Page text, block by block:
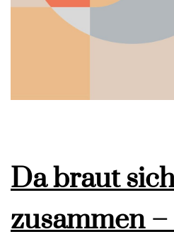
Da braut
zusammen